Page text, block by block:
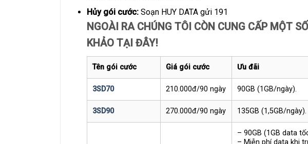
Hủy gói cước:Soạn HUY DATA gửi 191
NGOÀI RA CHÚNG TÔI CÒN CUNG CẤP MỘT
KHẢO TẠI ĐÂY!
Tên gói cước Giá gói cước Ưu đãi
3SD70 210.000đ/90 ngày 90GB (1GB/ngày).
3SD90 270.000đ/90 ngày 135GB (1,5GB/ngày).
– 90GB (1GB data